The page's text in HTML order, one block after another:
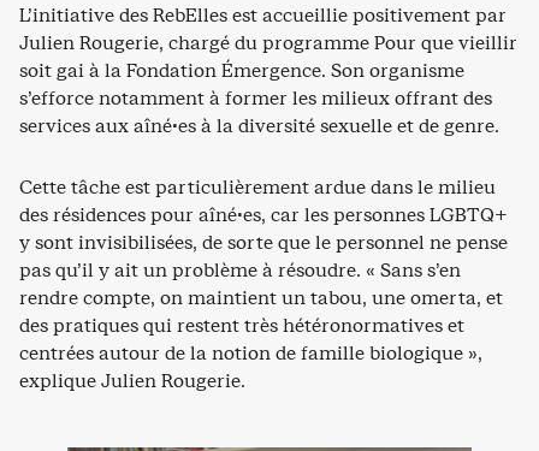
L’initiative des RebElles est accueillie positivement par
Julien Rougerie, chargé du programme Pour que vieillir
soit gai à la Fondation Émergence. Son organisme
s’efforce notamment à former les milieux offrant des
services aux aîné·es à la diversité sexuelle et de genre.
Cette tâche est particulièrement ardue dans le milieu
des résidences pour aîné·es, car les personnes LGBTQ+
y sont invisibilisées, de sorte que le personnel ne pense
pas qu’il y ait un problème à résoudre. « Sans s’en
rendre compte, on maintient un tabou, une omerta, et
des pratiques qui restent très hétéronormatives et
centrées autour de la notion de famille biologique »,
explique Julien Rougerie.